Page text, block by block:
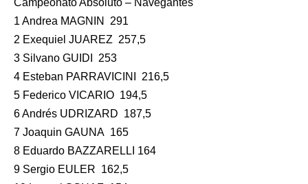
1 Andrea MAGNIN 291
2 Exequiel JUAREZ 257,5
3 Silvano GUIDI 253
4 Esteban PARRAVICINI 216,5
5 Federico VICARIO 194,5
6 Andrés UDRIZARD 187,5
7 Joaquin GAUNA 165
8 Eduardo BAZZARELLI 164
9 Sergio EULER 162,5